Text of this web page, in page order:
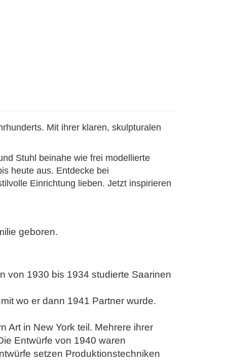
Mit ihrer klaren, skulpturalen
Stuhl beinahe wie frei modellierte
heute aus. Entdecke bei
Einrichtung lieben. Jetzt inspirieren
geboren.
von 1930 bis 1934 studierte Saarinen
wo er dann 1941 Partner wurde.
Art in New York teil. Mehrere ihrer
Entwürfe von 1940 waren
setzen Produktionstechniken